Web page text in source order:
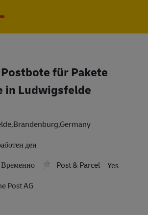
für Pakete
in Ludwigsfelde
ден
Post & Parcel
Yes
Post AG